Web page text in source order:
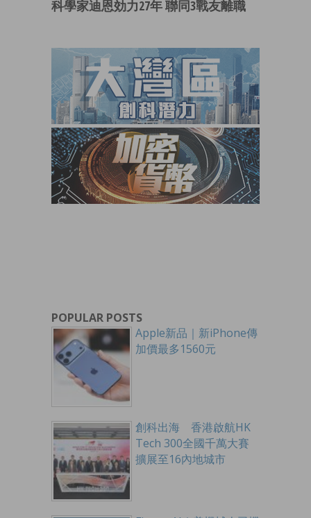
科學家迪恩効力27年 聯同3戰友離職
POPULAR POSTS
Apple新品｜新iPhone傳
加價最多1560元
創科出海 香港啟航HK
Tech 300全國千萬大賽
擴展至16內地城市